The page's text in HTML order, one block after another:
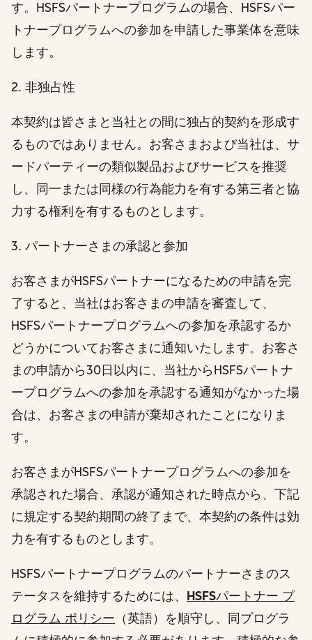
す。HSFSパートナープログラムの場合、HSFSパー
トナープログラムへの参加を申請した事業体を意味
します。
2. 非独占性
本契約は皆さまと当社との間に独占的契約を形成す
るものではありません。お客さまおよび当社は、サ
ードパーティーの類似製品およびサービスを推奨
し、同一または同様の行為能力を有する第三者と協
力する権利を有するものとします。
3. パートナーさまの承認と参加
お客さまがHSFSパートナーになるための申請を完
了すると、当社はお客さまの申請を審査して、
HSFSパートナープログラムへの参加を承認するか
どうかについてお客さまに通知いたします。お客さ
まの申請から30日以内に、当社からHSFSパートナ
ープログラムへの参加を承認する通知がなかった場
合は、お客さまの申請が棄却されたことになりま
す。
お客さまがHSFSパートナープログラムへの参加を
承認された場合、承認が通知された時点から、下記
に規定する契約期間の終了まで、本契約の条件は効
力を有するものとします。
HSFSパートナープログラムのパートナーさまのス
テータスを維持するためには、 HSFSパートナー プ
ログラム ポリシー （英語） を順守し、同プログラ